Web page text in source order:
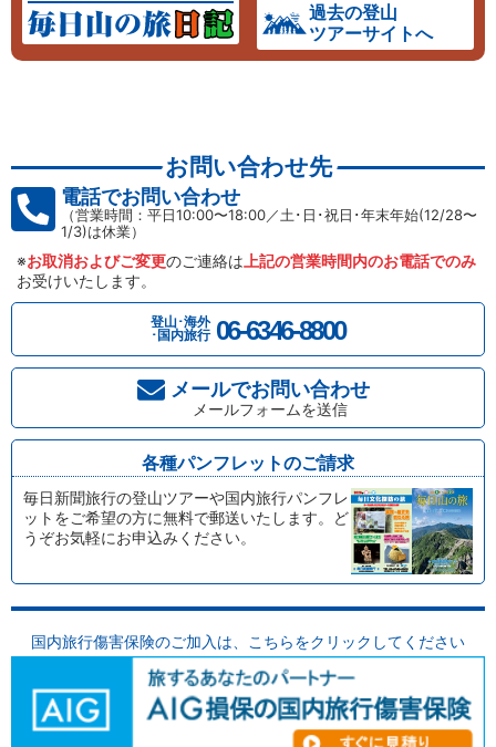
過去の登山
ツアーサイトへ
お問い合わせ先
電話でお問い合わせ
（営業時間：平日10:00〜18:00／土･日･祝日･年末年始(12/28〜
1/3)は休業）
※お取消およびご変更のご連絡は 上記の営業時間内のお電話でのみ
お受けいたします。
登山･海外
･国内旅行 06-6346-8800
メールでお問い合わせ
メールフォームを送信
各種パンフレットのご請求
毎日新聞旅行の登山ツアーや国内旅行パンフレ
ットをご希望の方に無料で郵送いたします。ど
うぞお気軽にお申込みください。
国内旅行傷害保険のご加入は、 こちらをクリックしてください